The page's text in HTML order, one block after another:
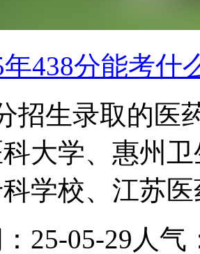
年438分能考什
招生录取的医
大学、惠州
学校、江苏
25-05-29 人气